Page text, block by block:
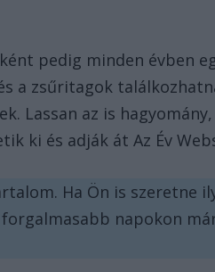
pedig minden évben
a zsűritagok
Lassan az is
ki és adják át Az Év
Ha Ön is szeretne
napokon